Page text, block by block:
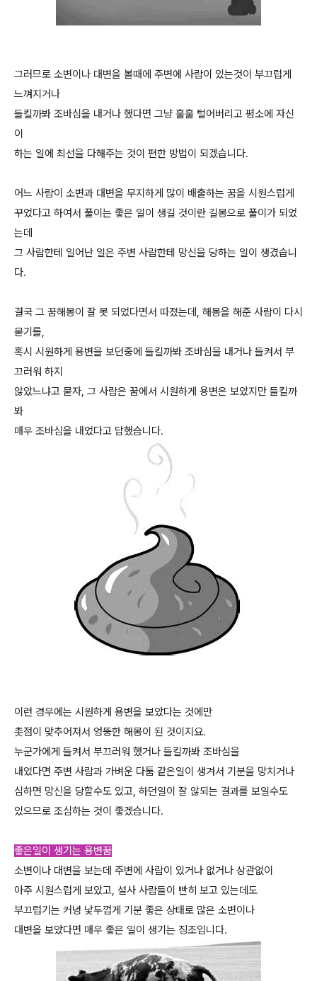
그러므로 소변이나 대변을 볼때에 주변에 사람이 있는것이 부끄럽게
느껴지거나
들킬까봐 조바심을 내거나 했다면 그냥 훌훌 털어버리고 평소에 자신
이
하는 일에 최선을 다해주는 것이 편한 방법이 되겠습니다.
어느 사람이 소변과 대변을 무지하게 많이 배출하는 꿈을 시원스럽게
꾸었다고 하여서 풀이는 좋은 일이 생길 것이란 길몽으로 풀이가 되었
는데
그 사람한테 일어난 일은 주변 사람한테 망신을 당하는 일이 생겼습니
다.
결국 그 꿈해몽이 잘 못 되었다면서 따졌는데, 해몽을 해준 사람이 다시
묻기를,
혹시 시원하게 용변을 보던중에 들킬까봐 조바심을 내거나 들켜서 부
끄러워 하지
않았느냐고 묻자, 그 사람은 꿈에서 시원하게 용변은 보았지만 들킬까
봐
매우 조바심을 내었다고 답했습니다.
이런 경우에는 시원하게 용변을 보았다는 것에만
촛점이 맞추어져서 엉뚱한 해몽이 된 것이지요.
누군가에게 들켜서 부끄러워 했거나 들킬까봐 조바심을
내었다면 주변 사람과 가벼운 다툼 같은일이 생겨서 기분을 망치거나
심하면 망신을 당할수도 있고, 하던일이 잘 않되는 결과를 보일수도
있으므로 조심하는 것이 좋겠습니다.
좋은일이 생기는 용변꿈
소변이나 대변을 보는데 주변에 사람이 있거나 없거나 상관없이
아주 시원스럽게 보았고, 설사 사람들이 빤히 보고 있는데도
부끄럽기는 커녕 낯두껍게 기분 좋은 상태로 많은 소변이나
대변을 보았다면 매우 좋은 일이 생기는 징조입니다.